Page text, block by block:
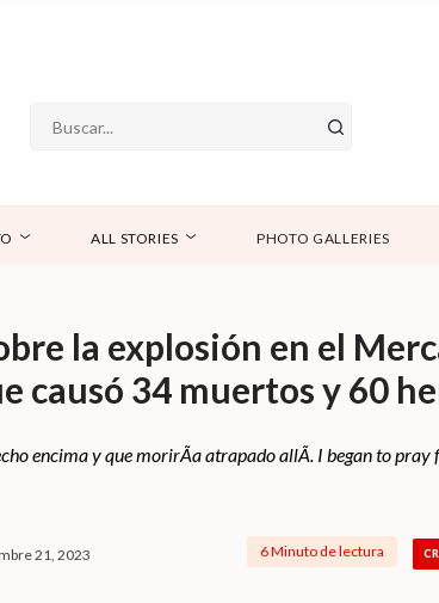
ALL STORIES PHOTO GALLERIES
la explosión en el
causó 34 muertos y 60
encima y que morirÃ­a atrapado allÃ­. I began to pray
21, 2023 6 Minuto de lectura